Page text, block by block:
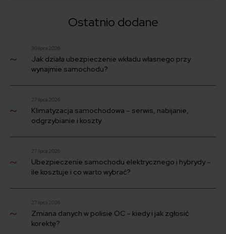
Ostatnio dodane
30 lipca 2026
Jak działa ubezpieczenie wkładu własnego przy
wynajmie samochodu?
27 lipca 2026
Klimatyzacja samochodowa – serwis, nabijanie,
odgrzybianie i koszty
27 lipca 2026
Ubezpieczenie samochodu elektrycznego i hybrydy –
ile kosztuje i co warto wybrać?
27 lipca 2026
Zmiana danych w polisie OC – kiedy i jak zgłosić
korektę?